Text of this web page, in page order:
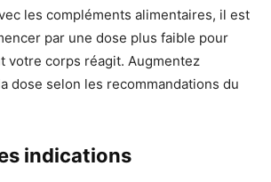
les compléments alimentaires, il est
par une dose plus faible pour
votre corps réagit. Augmentez
dose selon les recommandations du
indications